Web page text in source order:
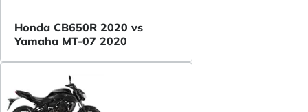
Honda CB650R 2020 vs
Yamaha MT-07 2020